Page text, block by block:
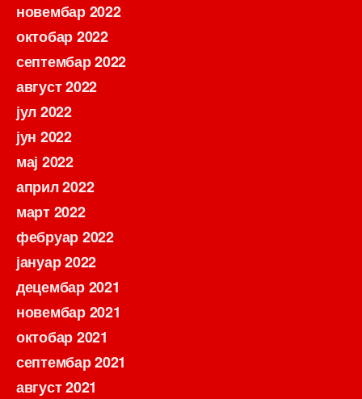
новембар 2022
октобар 2022
септембар 2022
август 2022
јул 2022
јун 2022
мај 2022
април 2022
март 2022
фебруар 2022
јануар 2022
децембар 2021
новембар 2021
октобар 2021
септембар 2021
август 2021